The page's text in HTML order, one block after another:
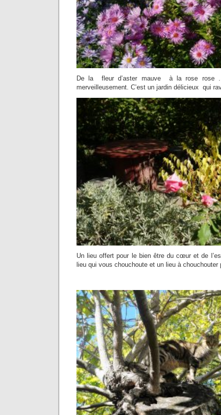
De la fleur d’aster mauve à la rose rose .
merveilleusement. C’est un jardin délicieux qui
Un lieu offert pour le bien être du cœur et de
lieu qui vous chouchoute et un lieu à chouchouter